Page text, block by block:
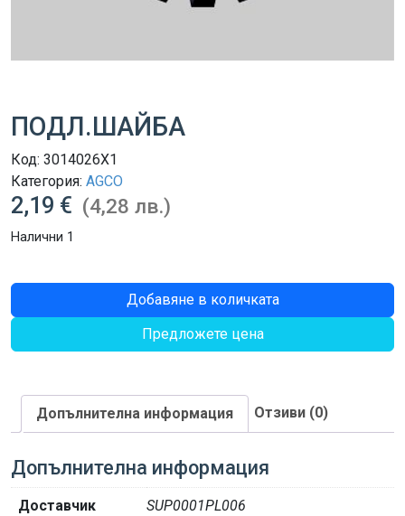
ПОДЛ.ШАЙБА
Код: 3014026X1
Категория: AGCO
2,19 € (4,28 лв.)
Налични 1
количество
за
Добавяне в количката
Предложете цена
Допълнителна информация Отзиви (0)
Допълнителна информация
Доставчик SUP0001PL006